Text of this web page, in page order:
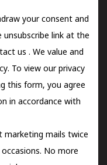
your consent and
link at the
us . We value and
To view our privacy
this form, you agree
in accordance with
marketing mails twice
No more